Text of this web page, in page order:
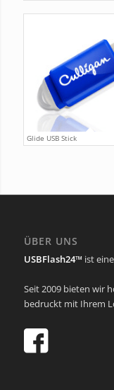
Glide USB Stick
ÜBER UNS
USBFlash24™ ist
Seit 2009 bieten wir
bedruckt mit Ihrem